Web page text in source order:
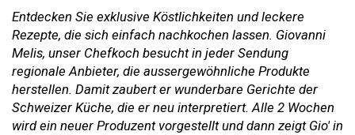
Entdecken Sie exklusive Köstlichkeiten und leckere
Rezepte, die sich einfach nachkochen lassen. Giovanni
Melis, unser Chefkoch besucht in jeder Sendung
regionale Anbieter, die aussergewöhnliche Produkte
herstellen. Damit zaubert er wunderbare Gerichte der
Schweizer Küche, die er neu interpretiert. Alle 2 Wochen
wird ein neuer Produzent vorgestellt und dann zeigt Gio' in